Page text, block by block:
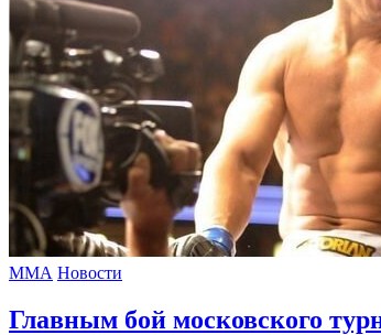
MMA Новости
Главным бой московского